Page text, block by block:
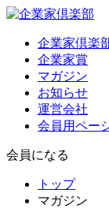
企業家倶楽
企業家賞
マガジン
お知らせ
運営会社
会員用ペー
会員になる
トップ
マガジン